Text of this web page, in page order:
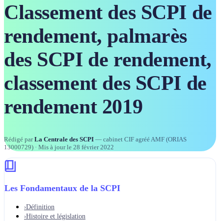
Classement des SCPI de
rendement, palmarès
des SCPI de rendement,
classement des SCPI de
rendement 2019
Rédigé par La Centrale des SCPI — cabinet CIF agréé AMF (ORIAS
13000729) · Mis à jour le 28 février 2022
Les Fondamentaux de la SCPI
›Définition
›Histoire et législation